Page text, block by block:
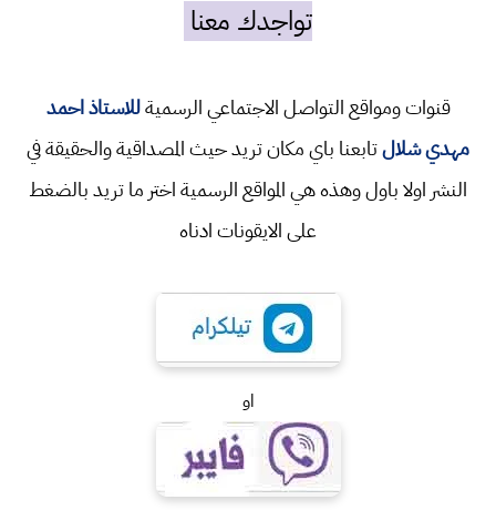
تواجدك معنا
قنوات ومواقع التواصل الاجتماعي الرسميةللاستاذ احمد
مهدي شلالتابعنا باي مكان تريد حيث المصداقية والحقيقة في
النشر اولا باول وهذه هي المواقع الرسمية اختر ما تريد بالضغط
على الايقونات ادناه
او